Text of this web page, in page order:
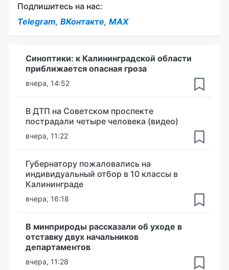
Подпишитесь на нас:
Telegram, ВКонтакте, MAX
Синоптики: к Калининградской области
приближается опасная гроза
вчера, 14:52
В ДТП на Советском проспекте
пострадали четыре человека (видео)
вчера, 11:22
Губернатору пожаловались на
индивидуальный отбор в 10 классы в
Калининграде
вчера, 16:18
В минприроды рассказали об уходе в
отставку двух начальников
департаментов
вчера, 11:28